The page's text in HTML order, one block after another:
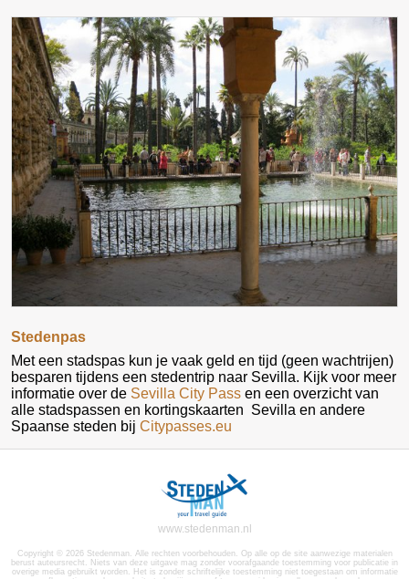
Stedenpas
Met een stadspas kun je vaak geld en tijd (geen wachtrijen)
besparen tijdens een stedentrip naar Sevilla. Kijk voor meer
informatie over de Sevilla City Pass en een overzicht van
alle stadspassen en kortingskaarten Sevilla en andere
Spaanse steden bij Citypasses.eu
www.stedenman.nl
Copyright © 2026 Stedenman. Alle rechten voorbehouden. Op alle op de site aanwezige materialen
berust auteursrecht. Niets van deze uitgave mag zonder voorafgaande toestemming voor publicatie in
overige media gebruikt worden. Het is zonder schriftelijke toestemming niet toegestaan om informatie